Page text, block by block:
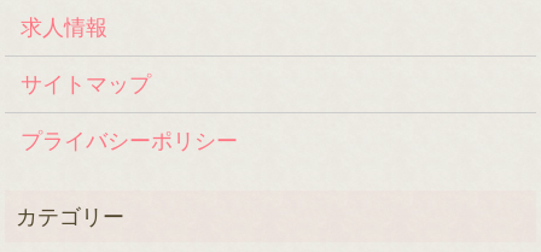
求人情報
サイトマップ
プライバシーポリシー